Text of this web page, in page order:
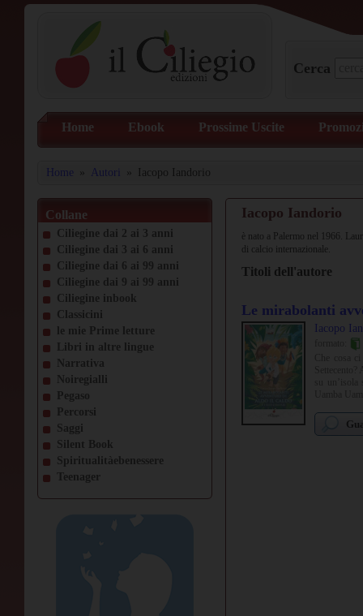
Cerca
Home Ebook Prossime Uscite
Home » Autori » Iacopo Iandorio
Collane
Ciliegine dai 2 ai 3 anni
Ciliegine dai 3 ai 6 anni
Ciliegine dai 6 ai 99 anni
Ciliegine dai 9 ai 99 anni
Ciliegine inbook
Classicini
le mie Prime letture
Libri in altre lingue
Narrativa
Noiregialli
Pegaso
Percorsi
Saggi
Silent Book
Spiritualitàebenessere
Teenager
Iacopo Iandorio
è nato a Palermo nel 1966.
di calcio internazionale.
Titoli dell'autore
Le mirabolanti
Iacopo